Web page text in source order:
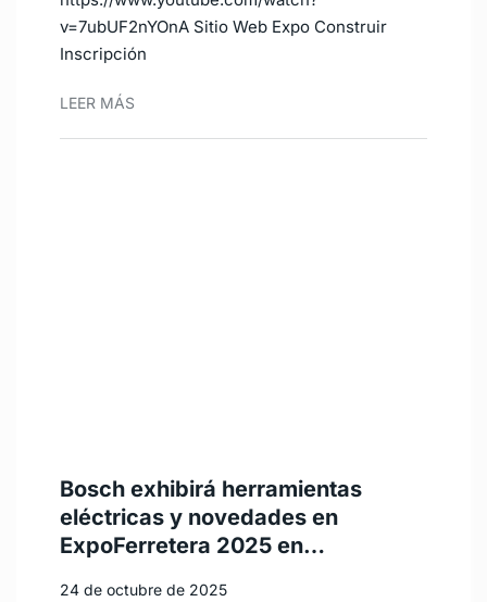
v=7ubUF2nYOnA Sitio Web Expo Construir
Inscripción
LEER MÁS
Bosch exhibirá herramientas
eléctricas y novedades en
ExpoFerretera 2025 en…
24 de octubre de 2025